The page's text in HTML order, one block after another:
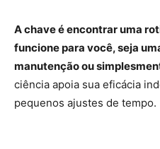
A chave é encontrar uma
funcione para você, seja
manutenção ou
ciência apoia sua eficácia
pequenos ajustes de tempo.